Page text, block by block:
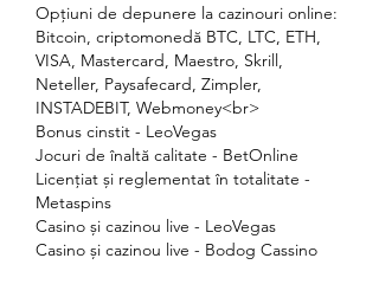
Opțiuni de depunere la cazinouri online:
Bitcoin, criptomonedă BTC, LTC, ETH,
VISA, Mastercard, Maestro, Skrill,
Neteller, Paysafecard, Zimpler,
INSTADEBIT, Webmoney<br>
Bonus cinstit - LeoVegas
Jocuri de înaltă calitate - BetOnline
Licențiat și reglementat în totalitate -
Metaspins
Casino și cazinou live - LeoVegas
Casino și cazinou live - Bodog Cassino